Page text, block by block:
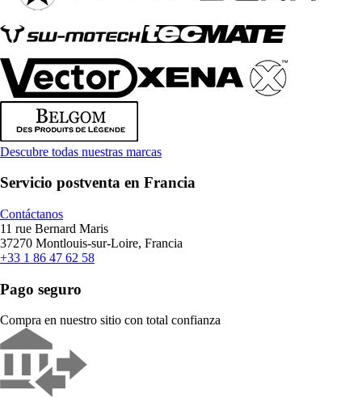
Descubre todas nuestras marcas
Servicio postventa en Francia
Contáctanos
11 rue Bernard Maris
37270 Montlouis-sur-Loire, Francia
+33 1 86 47 62 58
Pago seguro
Compra en nuestro sitio con total confianza